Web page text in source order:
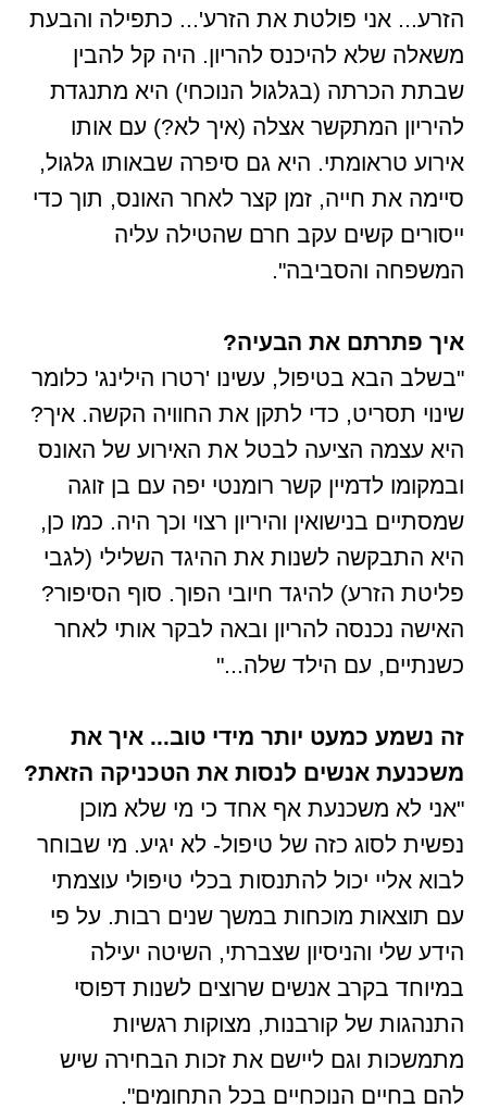
הזרע... אני פולטת את הזרע'... כתפילה והבעת
משאלה שלא להיכנס להריון. היה קל להבין
שבתת הכרתה (בגלגול הנוכחי) היא מתנגדת
להיריון המתקשר אצלה (איך לא?) עם אותו
אירוע טראומתי. היא גם סיפרה שבאותו גלגול,
סיימה את חייה, זמן קצר לאחר האונס, תוך כדי
ייסורים קשים עקב חרם שהטילה עליה
המשפחה והסביבה".
איך פתרתם את הבעיה?
"בשלב הבא בטיפול, עשינו 'רטרו הילינג' כלומר
שינוי תסריט, כדי לתקן את החוויה הקשה. איך?
היא עצמה הציעה לבטל את האירוע של האונס
ובמקומו לדמיין קשר רומנטי יפה עם בן זוגה
שמסתיים בנישואין והיריון רצוי וכך היה. כמו כן,
היא התבקשה לשנות את ההיגד השלילי (לגבי
פליטת הזרע) להיגד חיובי הפוך. סוף הסיפור?
האישה נכנסה להריון ובאה לבקר אותי לאחר
כשנתיים, עם הילד שלה..."
זה נשמע כמעט יותר מידי טוב... איך את
משכנעת אנשים לנסות את הטכניקה הזאת?
"אני לא משכנעת אף אחד כי מי שלא מוכן
נפשית לסוג כזה של טיפול- לא יגיע. מי שבוחר
לבוא אליי יכול להתנסות בכלי טיפולי עוצמתי
עם תוצאות מוכחות במשך שנים רבות. על פי
הידע שלי והניסיון שצברתי, השיטה יעילה
במיוחד בקרב אנשים שרוצים לשנות דפוסי
התנהגות של קורבנות, מצוקות רגשיות
מתמשכות וגם ליישם את זכות הבחירה שיש
להם בחיים הנוכחיים בכל התחומים".